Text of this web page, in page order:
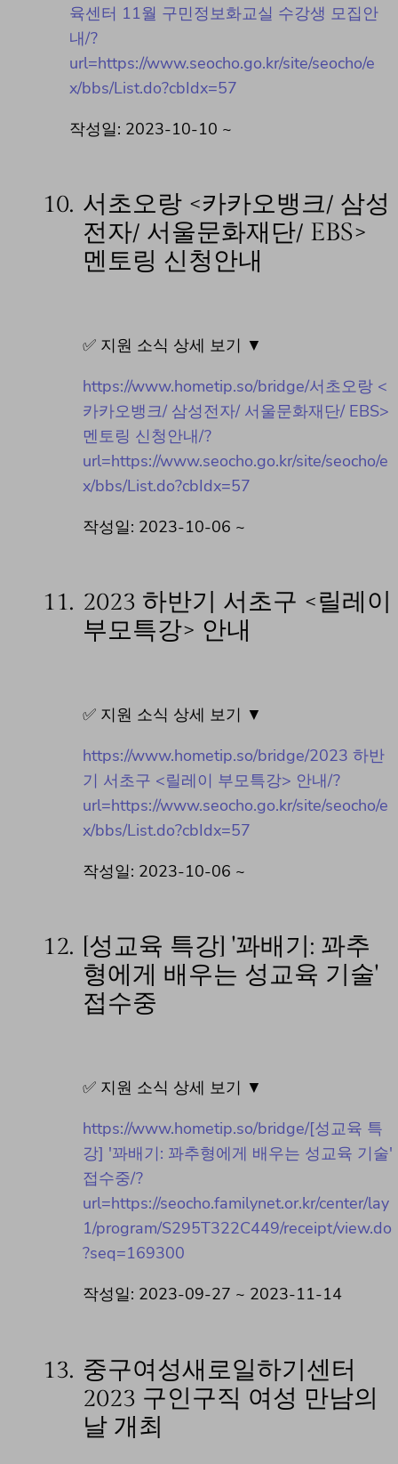
육센터 11월 구민정보화교실 수강생 모집안
내/?
url=https://www.seocho.go.kr/site/seocho/e
x/bbs/List.do?cbIdx=57
작성일: 2023-10-10 ~
10. 서초오랑 <카카오뱅크/ 삼성
전자/ 서울문화재단/ EBS>
멘토링 신청안내
✅ 지원 소식 상세 보기 ▼
https://www.hometip.so/bridge/서초오랑 <
카카오뱅크/ 삼성전자/ 서울문화재단/ EBS>
멘토링 신청안내/?
url=https://www.seocho.go.kr/site/seocho/e
x/bbs/List.do?cbIdx=57
작성일: 2023-10-06 ~
11. 2023 하반기 서초구 <릴레이
부모특강> 안내
✅ 지원 소식 상세 보기 ▼
https://www.hometip.so/bridge/2023 하반
기 서초구 <릴레이 부모특강> 안내/?
url=https://www.seocho.go.kr/site/seocho/e
x/bbs/List.do?cbIdx=57
작성일: 2023-10-06 ~
12. [성교육 특강] '꽈배기: 꽈추
형에게 배우는 성교육 기술'
접수중
✅ 지원 소식 상세 보기 ▼
https://www.hometip.so/bridge/[성교육 특
강] '꽈배기: 꽈추형에게 배우는 성교육 기술'
접수중/?
url=https://seocho.familynet.or.kr/center/lay
1/program/S295T322C449/receipt/view.do
?seq=169300
작성일: 2023-09-27 ~ 2023-11-14
13. 중구여성새로일하기센터
2023 구인구직 여성 만남의
날 개최